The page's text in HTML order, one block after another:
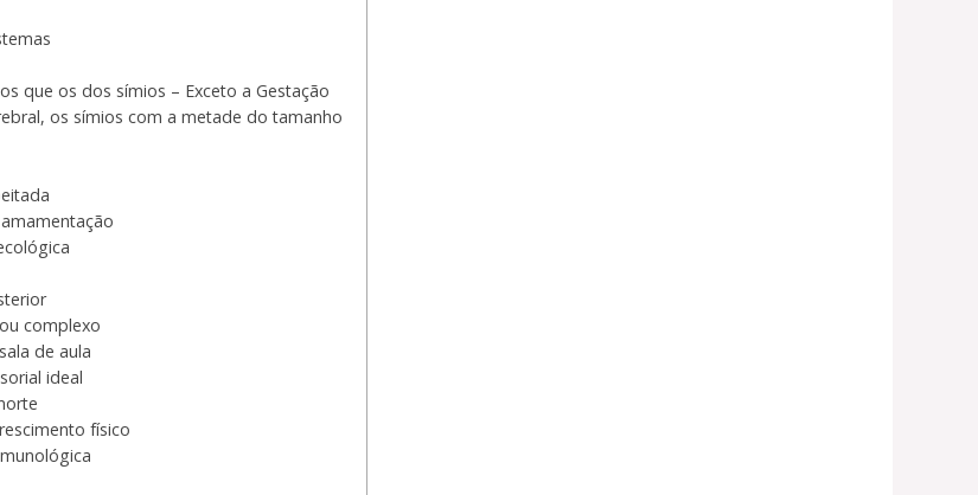
que os dos símios – Exceto a Gestação
os símios com a metade do tamanho
complexo
de aula
ideal
físico